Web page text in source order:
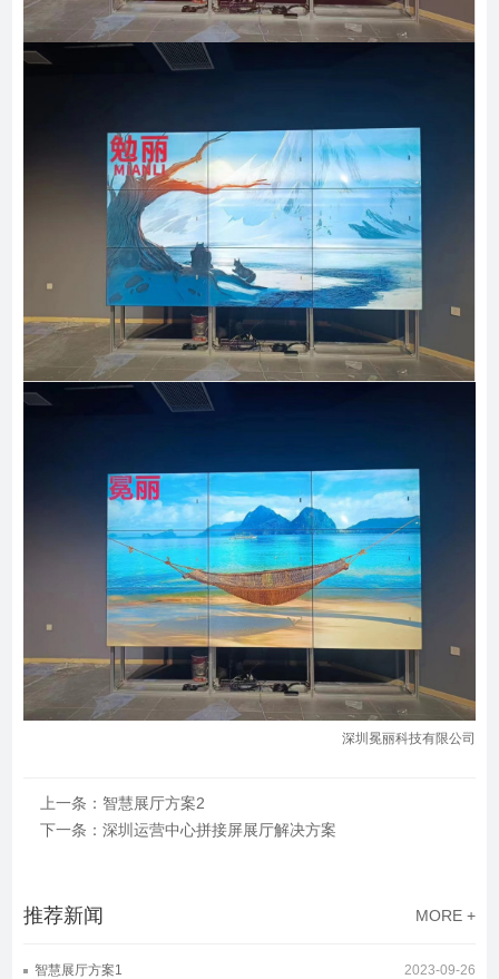
深圳冕丽科技有限公司
上一条：智慧展厅方案2
下一条：深圳运营中心拼接屏展厅解决方案
推荐新闻 MORE +
2023-09-26
智慧展厅方案1